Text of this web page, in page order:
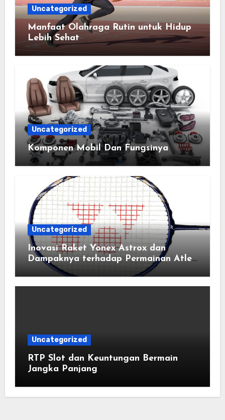
Uncategorized
Manfaat Olahraga Rutin untuk Hidup
Lebih Sehat
Uncategorized
Komponen Mobil Dan Fungsinya
Uncategorized
Inovasi Raket Yonex Astrox dan
Dampaknya terhadap Permainan Atlet
Bulu Tangkis Profesional
Uncategorized
RTP Slot dan Keuntungan Bermain
Jangka Panjang